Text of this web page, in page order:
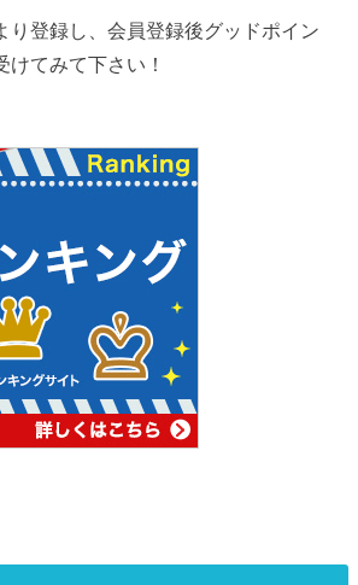
り登録し、会員登録後グッドポイン
けてみて下さい！